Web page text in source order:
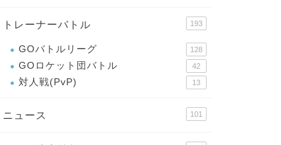
トレーナーバトル 193
GOバトルリーグ 128
GOロケット団バトル 42
対人戦(PvP) 13
ニュース 101